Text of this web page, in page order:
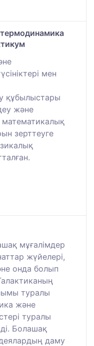
мен
құбылыстары
және
зерттеуге
мұғалімдер
жүйелері,
онда болып
туралы
және
туралы
Болашақ
даму